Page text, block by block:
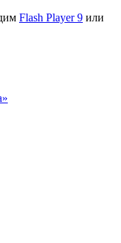
Flash Player 9 или